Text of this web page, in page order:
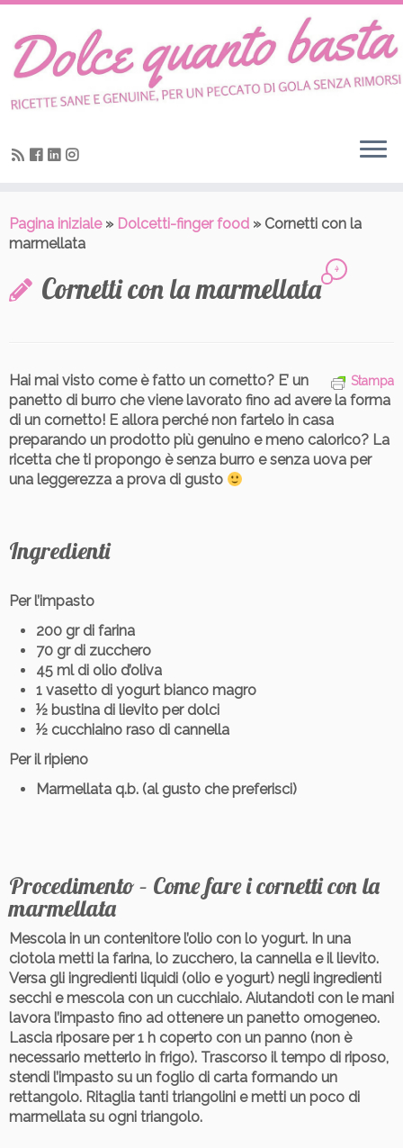
Skip
content
Pagina iniziale » Dolcetti-finger food » Cornetti con la
marmellata
Cornetti con la marmellata
4
Stampa
Hai mai visto come è fatto un cornetto? E’ un
panetto di burro che viene lavorato fino ad avere la forma
di un cornetto! E allora perché non fartelo in casa
preparando un prodotto più genuino e meno calorico? La
ricetta che ti propongo è senza burro e senza uova per
una leggerezza a prova di gusto
Ingredienti
Per l’impasto
200 gr di farina
70 gr di zucchero
45 ml di olio d’oliva
1 vasetto di yogurt bianco magro
½ bustina di lievito per dolci
½ cucchiaino raso di cannella
Per il ripieno
Marmellata q.b. (al gusto che preferisci)
Procedimento – Come fare i cornetti con la
marmellata
Mescola in un contenitore l’olio con lo yogurt. In una
ciotola metti la farina, lo zucchero, la cannella e il lievito.
Versa gli ingredienti liquidi (olio e yogurt) negli ingredienti
secchi e mescola con un cucchiaio. Aiutandoti con le mani
lavora l’impasto fino ad ottenere un panetto omogeneo.
Lascia riposare per 1 h coperto con un panno (non è
necessario metterlo in frigo). Trascorso il tempo di riposo,
stendi l’impasto su un foglio di carta formando un
rettangolo. Ritaglia tanti triangolini e metti un poco di
marmellata su ogni triangolo.